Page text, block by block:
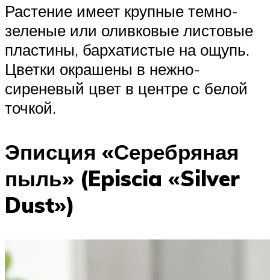
Растение имеет крупные темно-
зеленые или оливковые листовые
пластины, бархатистые на ощупь.
Цветки окрашены в нежно-
сиреневый цвет в центре с белой
точкой.
Эписция «Серебряная
пыль» (Episcia «Silver
Dust»)